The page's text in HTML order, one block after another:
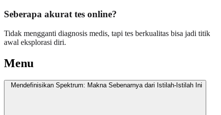
Seberapa akurat tes online?
Tidak mengganti diagnosis medis, tapi tes berkualitas bisa jadi titik
awal eksplorasi diri.
Menu
Mendefinisikan Spektrum: Makna Sebenarnya dari Istilah-Istilah Ini